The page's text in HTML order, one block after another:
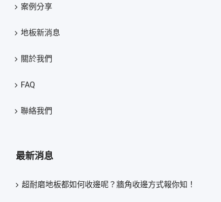
案例分享
地板新消息
關於我們
FAQ
聯絡我們
最新消息
超耐磨地板都如何收邊呢？牆角收邊方式報你知！